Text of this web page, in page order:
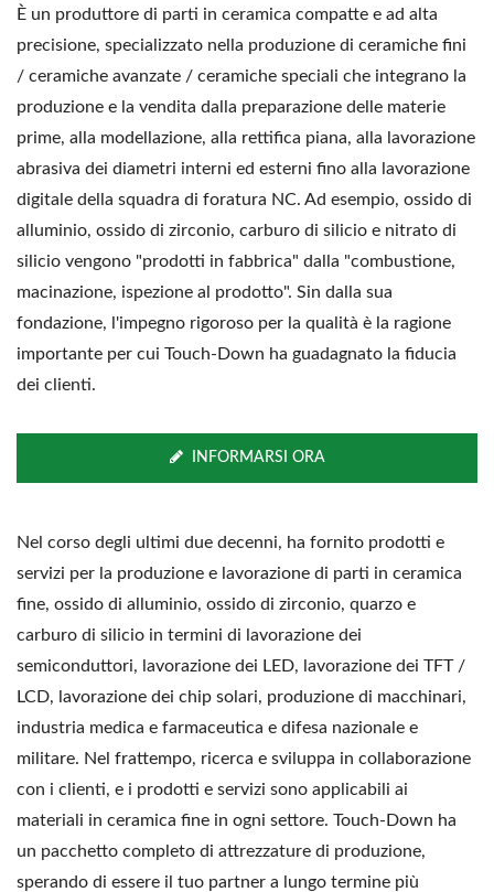
È un produttore di parti in ceramica compatte e ad alta
precisione, specializzato nella produzione di ceramiche fini
/ ceramiche avanzate / ceramiche speciali che integrano la
produzione e la vendita dalla preparazione delle materie
prime, alla modellazione, alla rettifica piana, alla lavorazione
abrasiva dei diametri interni ed esterni fino alla lavorazione
digitale della squadra di foratura NC. Ad esempio, ossido di
alluminio, ossido di zirconio, carburo di silicio e nitrato di
silicio vengono "prodotti in fabbrica" dalla "combustione,
macinazione, ispezione al prodotto". Sin dalla sua
fondazione, l'impegno rigoroso per la qualità è la ragione
importante per cui Touch-Down ha guadagnato la fiducia
dei clienti.
INFORMARSI ORA
Nel corso degli ultimi due decenni, ha fornito prodotti e
servizi per la produzione e lavorazione di parti in ceramica
fine, ossido di alluminio, ossido di zirconio, quarzo e
carburo di silicio in termini di lavorazione dei
semiconduttori, lavorazione dei LED, lavorazione dei TFT /
LCD, lavorazione dei chip solari, produzione di macchinari,
industria medica e farmaceutica e difesa nazionale e
militare. Nel frattempo, ricerca e sviluppa in collaborazione
con i clienti, e i prodotti e servizi sono applicabili ai
materiali in ceramica fine in ogni settore. Touch-Down ha
un pacchetto completo di attrezzature di produzione,
sperando di essere il tuo partner a lungo termine più